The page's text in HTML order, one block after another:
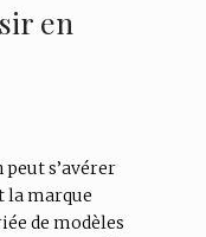
en
peut s’avérer
la marque
de modèles